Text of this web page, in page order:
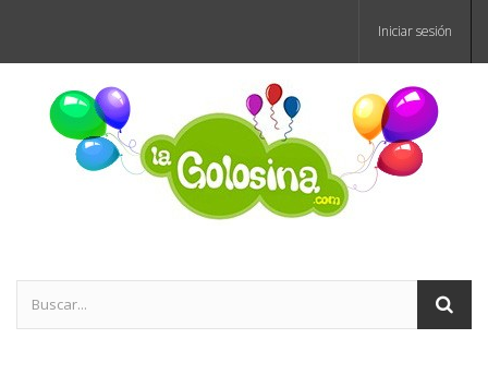
Iniciar sesión